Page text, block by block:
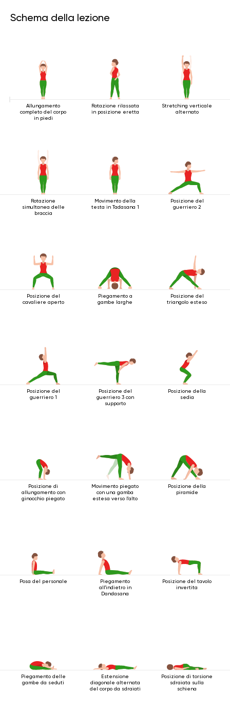
Schema della lezione
Allungamento
completo del corpo
in piedi
Rotazione rilassata
in posizione eretta
Stretching verticale
alternato
Rotazione
simultanea delle
braccia
Movimento della
testa in Tadasana 1
Posizione del
guerriero 2
Posizione del
cavaliere aperto
Piegamento a
gambe larghe
Posizione del
triangolo esteso
Posizione del
guerriero 1
Posizione del
guerriero 3 con
supporto
Posizione della
sedia
Posizione di
allungamento con
ginocchio piegato
Movimento piegato
con una gamba
estesa verso l'alto
Posizione della
piramide
Posa del personale
Piegamento
all'indietro in
Dandasana
Posizione del tavolo
invertita
Piegamento delle
gambe da seduti
Estensione
diagonale alternata
del corpo da sdraiati
Posizione di torsione
sdraiata sulla
schiena